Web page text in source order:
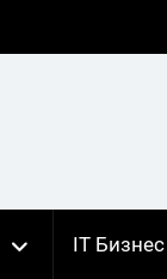
IT Бизнес